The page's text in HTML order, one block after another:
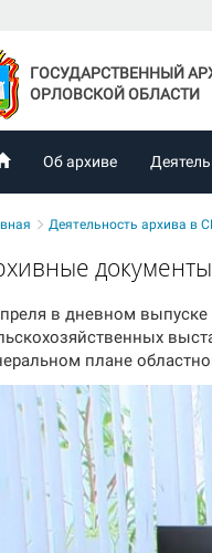
ГОСУДАРСТВЕННЫЙ
ОРЛОВСКОЙ ОБЛАСТИ
Об архиве
Деятельность архива в
в дневном
плане